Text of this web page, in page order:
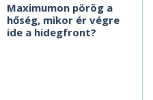
Maximumon pörög a
hőség, mikor ér végre
ide a hidegfront?